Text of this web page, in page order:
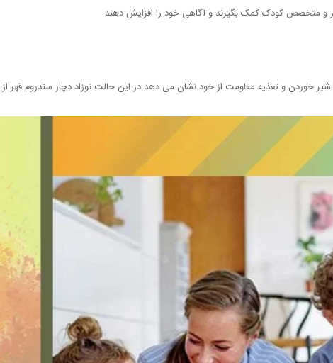
و متخصص کودک کمک بگیرند و آگاهی خود را افزایش دهند.
خوردن و تغذیه مقاومت از خود نشان می دهد در این حالت نوزاد دچار سندروم قهر